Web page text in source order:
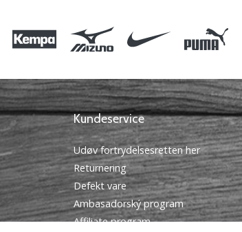
Kundeservice
Udøv fortrydelsesretten her
Returnering
Defekt vare
Ambasadorský program
Affiliate program